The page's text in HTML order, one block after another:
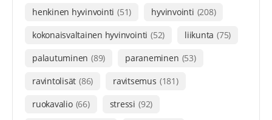
henkinen hyvinvointi (51) hyvinvointi (208)
kokonaisvaltainen hyvinvointi (52) liikunta (75)
palautuminen (89) paraneminen (53)
ravintolisät (86) ravitsemus (181)
ruokavalio (66) stressi (92)